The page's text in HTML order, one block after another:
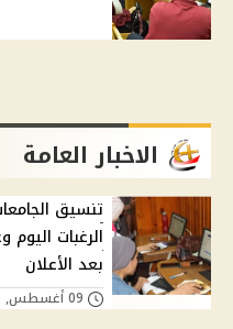
الاخبار العامة
الرغبات
بعد الأعلان